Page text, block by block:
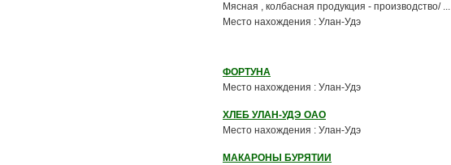
Мясная , колбасная продукция - производство/ ...
Место нахождения : Улан-Удэ
ФОРТУНА
Место нахождения : Улан-Удэ
ХЛЕБ УЛАН-УДЭ ОАО
Место нахождения : Улан-Удэ
МАКАРОНЫ БУРЯТИИ